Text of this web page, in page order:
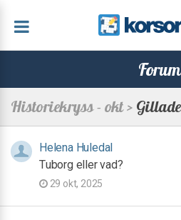
Forum
Historiekryss - okt >
Helena Huledal
Tuborg eller vad?
29 okt, 2025